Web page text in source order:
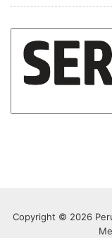
Copyright © 2026